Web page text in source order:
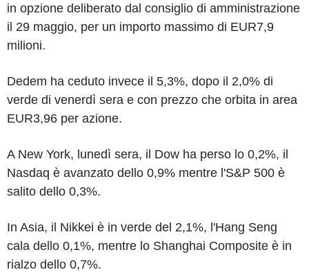
in opzione deliberato dal consiglio di amministrazione
il 29 maggio, per un importo massimo di EUR7,9
milioni.
Dedem ha ceduto invece il 5,3%, dopo il 2,0% di
verde di venerdì sera e con prezzo che orbita in area
EUR3,96 per azione.
A New York, lunedì sera, il Dow ha perso lo 0,2%, il
Nasdaq è avanzato dello 0,9% mentre l'S&P 500 è
salito dello 0,3%.
In Asia, il Nikkei è in verde del 2,1%, l'Hang Seng
cala dello 0,1%, mentre lo Shanghai Composite è in
rialzo dello 0,7%.